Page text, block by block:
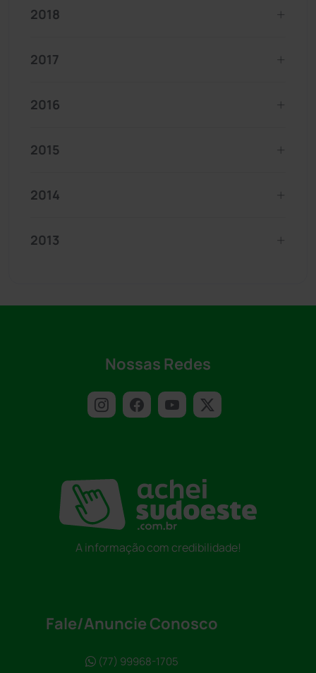
2018
2017
2016
2015
2014
2013
Nossas Redes
A informação com credibilidade!
Fale/Anuncie Conosco
(77) 99968-1705